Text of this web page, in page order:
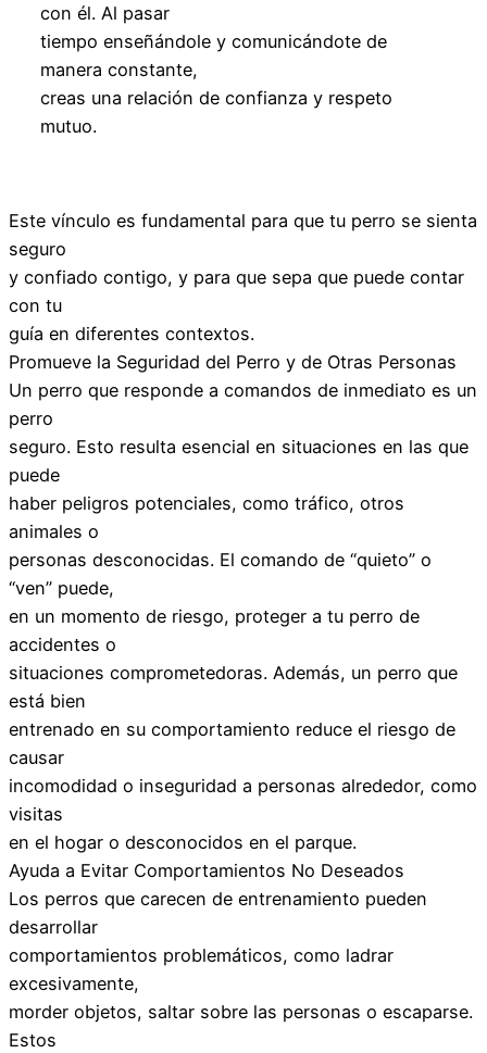
con él. Al pasar
tiempo enseñándole y comunicándote de
manera constante,
creas una relación de confianza y respeto
mutuo.
Este vínculo es fundamental para que tu perro se sienta
seguro
y confiado contigo, y para que sepa que puede contar
con tu
guía en diferentes contextos.
Promueve la Seguridad del Perro y de Otras Personas
Un perro que responde a comandos de inmediato es un
perro
seguro. Esto resulta esencial en situaciones en las que
puede
haber peligros potenciales, como tráfico, otros
animales o
personas desconocidas. El comando de “quieto” o
“ven” puede,
en un momento de riesgo, proteger a tu perro de
accidentes o
situaciones comprometedoras. Además, un perro que
está bien
entrenado en su comportamiento reduce el riesgo de
causar
incomodidad o inseguridad a personas alrededor, como
visitas
en el hogar o desconocidos en el parque.
Ayuda a Evitar Comportamientos No Deseados
Los perros que carecen de entrenamiento pueden
desarrollar
comportamientos problemáticos, como ladrar
excesivamente,
morder objetos, saltar sobre las personas o escaparse.
Estos